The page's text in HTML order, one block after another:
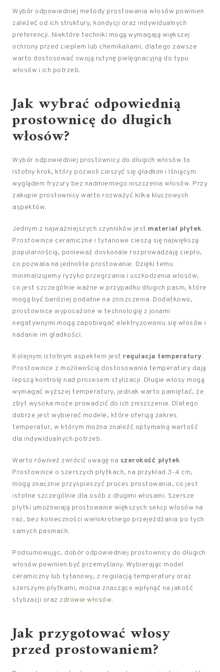
Wybór odpowiedniej metody prostowania włosów powinien
zależeć od ich struktury, kondycji oraz indywidualnych
preferencji. Niektóre techniki mogą wymagają większej
ochrony przed ciepłem lub chemikaliami, dlatego zawsze
warto dostosować swoją rutynę pielęgnacyjną do typu
włosów i ich potrzeb.
Jak wybrać odpowiednią
prostownicę do długich
włosów?
Wybór odpowiedniej prostownicy do długich włosów to
istotny krok, który pozwoli cieszyć się gładkim i lśniącym
wyglądem fryzury bez nadmiernego niszczenia włosów. Przy
zakupie prostownicy warto rozważyć kilka kluczowych
aspektów.
Jednym z najważniejszych czynników jest materiał płytek.
Prostownice ceramiczne i tytanowe cieszą się największą
popularnością, ponieważ doskonale rozprowadzają ciepło,
co pozwala na jednolite prostowanie. Dzięki temu
minimalizujemy ryzyko przegrzania i uszkodzenia włosów,
co jest szczególnie ważne w przypadku długich pasm, które
mogą być bardziej podatne na zniszczenia. Dodatkowo,
prostownice wyposażone w technologię z jonami
negatywnymi mogą zapobiegać elektryzowaniu się włosów i
nadanie im gładkości.
Kolejnym istotnym aspektem jest regulacja temperatury.
Prostownice z możliwością dostosowania temperatury dają
lepszą kontrolę nad procesem stylizacji. Długie włosy mogą
wymagać wyższej temperatury, jednak warto pamiętać, że
zbyt wysoka może prowadzić do ich zniszczenia. Dlatego
dobrze jest wybierać modele, które oferują zakres
temperatur, w którym można znaleźć optymalną wartość
dla indywidualnych potrzeb.
Warto również zwrócić uwagę na szerokość płytek.
Prostownice o szerszych płytkach, na przykład 3-4 cm,
mogą znacznie przyspieszyć proces prostowania, co jest
istotne szczególnie dla osób z długimi włosami. Szersze
płytki umożliwiają prostowanie większych sekcji włosów na
raz, bez konieczności wielokrotnego przejeżdżania po tych
samych pasmach.
Podsumowując, dobór odpowiedniej prostownicy do długich
włosów powinien być przemyślany. Wybierając model
ceramiczny lub tytanowy, z regulacją temperatury oraz
szerszymi płytkami, można znacząco wpłynąć na jakość
stylizacji oraz zdrowie włosów.
Jak przygotować włosy
przed prostowaniem?